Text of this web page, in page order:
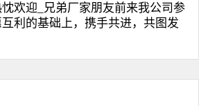
欢迎_兄弟厂家朋友前来我公司参
利的基础上，携手共进，共图发